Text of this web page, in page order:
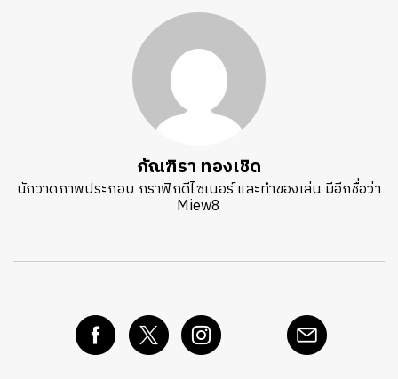
ภัณฑิรา ทองเชิด
นักวาดภาพประกอบ กราฟิกดีไซเนอร์ และทำของเล่น มีอีกชื่อว่า
Miew8